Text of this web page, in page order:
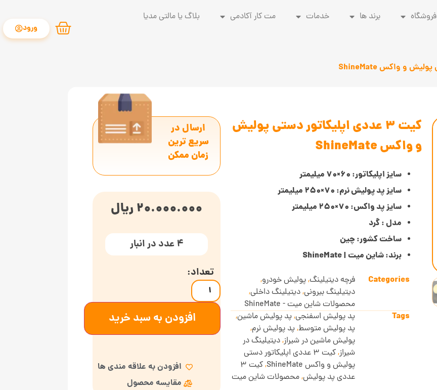
فروشگاه برند ها خدمات مت کار آکادمی
بلاگ یا مالتی مدیا
ورود
کیت 3 عددی اپلیکاتور دستی پولیش
و واکس ShineMate
سایز اپلیکاتور: 60×70 میلیمتر
سایز پد پولیش نرم: 70×250 میلیمتر
سایز پد واکس: 70×250 میلیمتر
مدل : گرد
ساخت کشور: چین
برند: شاین میت | ShineMate
Categories
فرچه دیتیلینگ,پولیش خودرو,
دیتیلینگ بیرونی,دیتیلینگ داخلی,
محصولات شاین میت - ShineMate
Tags پد پولیش اسفنجی,پد پولیش ماشین,
پد پولیش متوسط,پد پولیش نرم,
پولیش ماشین در شیراز,دیتیلینگ در
شیراز,
کیت 3 عددی اپلیکاتور دستی
پولیش و واکس ShineMate
,
کیت 3
عددی پد پولیش,محصولات شاین میت
ارسال در
سریع ترین
زمان ممکن
20.000.000 ریال
4 عدد در انبار
افزودن به سبد خرید
افزودن به علاقه مندی ها
مقایسه محصول